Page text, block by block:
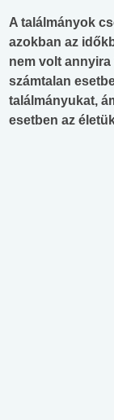
A találmányok
azokban az
nem volt
számtalan
találmányukat,
esetben az